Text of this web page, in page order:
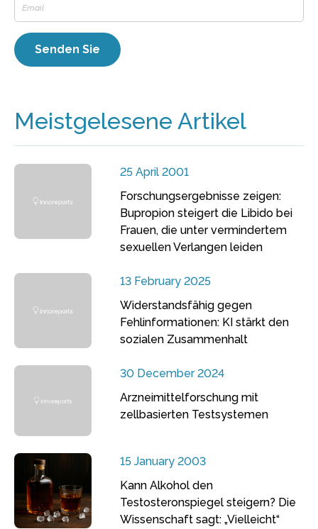
Meistgelesene Artikel
25 April 2001
Forschungsergebnisse zeigen:
Bupropion steigert die Libido bei
Frauen, die unter vermindertem
sexuellen Verlangen leiden
13 February 2025
Widerstandsfähig gegen
Fehlinformationen: KI stärkt den
sozialen Zusammenhalt
30 December 2024
Arzneimittelforschung mit
zellbasierten Testsystemen
15 January 2003
Kann Alkohol den
Testosteronspiegel steigern? Die
Wissenschaft sagt: „Vielleicht“